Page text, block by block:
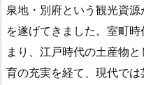
泉地・別府という観光資
を遂げてきました。室町
まり、江戸時代の土産物
育の充実を経て、現代で